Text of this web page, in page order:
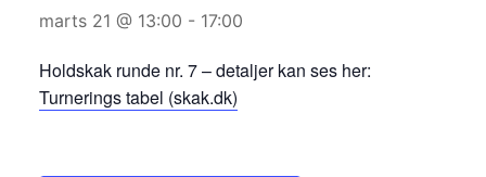
marts 21 @ 13:00 - 17:00
Holdskak runde nr. 7 – detaljer kan ses her:
Turnerings tabel (skak.dk)